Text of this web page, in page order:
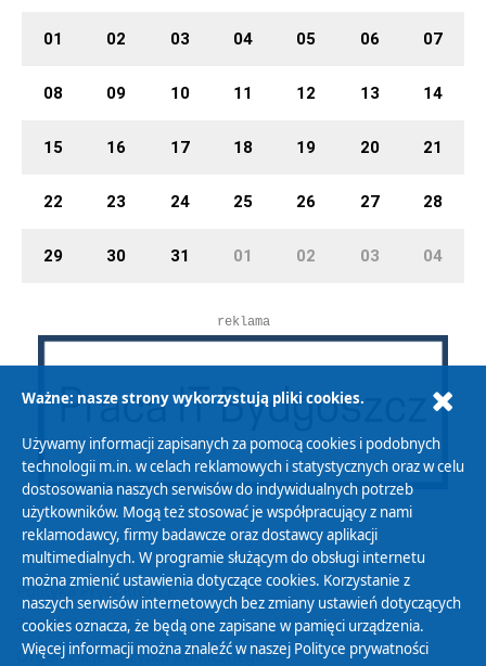
01 02 03 04 05 06 07
08 09 10 11 12 13 14
15 16 17 18 19 20 21
22 23 24 25 26 27 28
29 30 31 01 02 03 04
reklama
Polityka Prywatności
Zasady korzystania z Serwisu
Organizacje Pożytku Publicznego
Ważne: nasze strony wykorzystują pliki cookies.
Używamy informacji zapisanych za pomocą cookies i podobnych
technologii m.in. w celach reklamowych i statystycznych oraz w celu
dostosowania naszych serwisów do indywidualnych potrzeb
użytkowników. Mogą też stosować je współpracujący z nami
reklamodawcy, firmy badawcze oraz dostawcy aplikacji
multimedialnych. W programie służącym do obsługi internetu
można zmienić ustawienia dotyczące cookies. Korzystanie z
naszych serwisów internetowych bez zmiany ustawień dotyczących
cookies oznacza, że będą one zapisane w pamięci urządzenia.
Więcej informacji można znaleźć w naszej Polityce prywatności